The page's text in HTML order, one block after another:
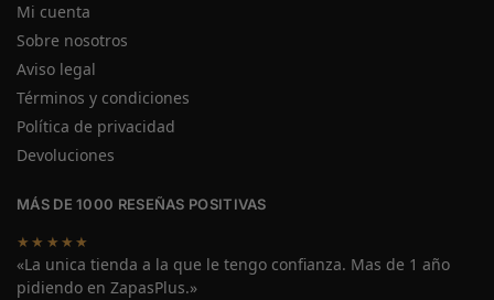
Mi cuenta
Sobre nosotros
Aviso legal
Términos y condiciones
Política de privacidad
Devoluciones
MÁS DE 1000 RESEÑAS POSITIVAS
★★★★★
«La unica tienda a la que le tengo confianza. Mas de 1 año
pidiendo en ZapasPlus.»